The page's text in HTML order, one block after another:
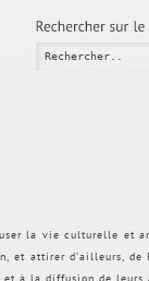
la vie culturelle et
attirer d’ailleurs, de